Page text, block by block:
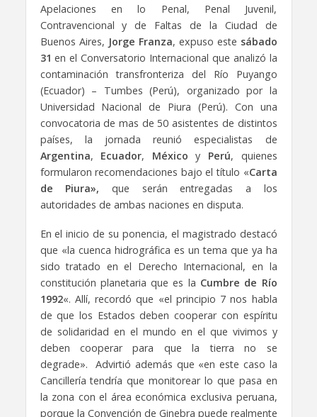
Apelaciones en lo Penal, Penal Juvenil,
Contravencional y de Faltas de la Ciudad de
Buenos Aires, Jorge Franza, expuso este sábado
31en el Conversatorio Internacional que analizó la
contaminación transfronteriza del Río Puyango
(Ecuador) – Tumbes (Perú), organizado por la
Universidad Nacional de Piura (Perú). Con una
convocatoria de mas de 50 asistentes de distintos
países, la jornada reunió especialistas de
Argentina, Ecuador, México y Perú, quienes
formularon recomendaciones bajo el título «Carta
de Piura», que serán entregadas a los
autoridades de ambas naciones en disputa.
En el inicio de su ponencia, el magistrado destacó
que «la cuenca hidrográfica es un tema que ya ha
sido tratado en el Derecho Internacional, en la
constitución planetaria que es la Cumbre de Río
1992«. Allí, recordó que «el principio 7 nos habla
de que los Estados deben cooperar con espíritu
de solidaridad en el mundo en el que vivimos y
deben cooperar para que la tierra no se
degrade». Advirtió además que «en este caso la
Cancillería tendría que monitorear lo que pasa en
la zona con el área económica exclusiva peruana,
porque la Convención de Ginebra puede realmente